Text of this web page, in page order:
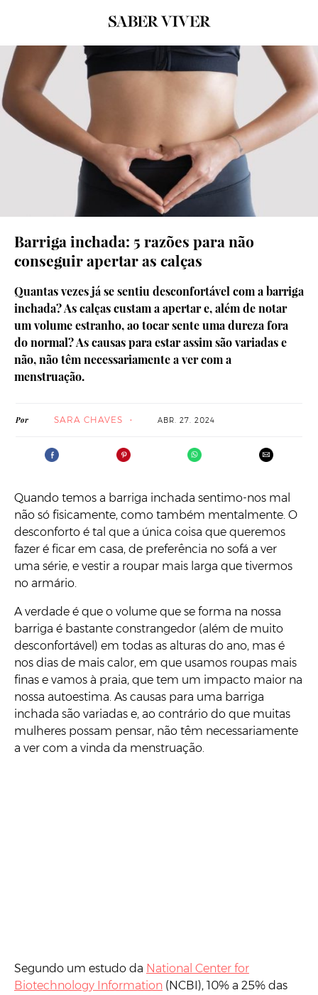
Barriga inchada: 5 razões para não
conseguir apertar as calças
Quantas vezes já se sentiu desconfortável com a barriga
inchada? As calças custam a apertar e, além de notar
um volume estranho, ao tocar sente uma dureza fora
do normal? As causas para estar assim são variadas e
não, não têm necessariamente a ver com a
menstruação.
Por SARA CHAVES ABR. 27. 2024
Quando temos a barriga inchada sentimo-nos mal
não só fisicamente, como também mentalmente. O
desconforto é tal que a única coisa que queremos
fazer é ficar em casa, de preferência no sofá a ver
uma série, e vestir a roupar mais larga que tivermos
no armário.
A verdade é que o volume que se forma na nossa
barriga é bastante constrangedor (além de muito
desconfortável) em todas as alturas do ano, mas é
nos dias de mais calor, em que usamos roupas mais
finas e vamos à praia, que tem um impacto maior na
nossa autoestima. As causas para uma barriga
inchada são variadas e, ao contrário do que muitas
mulheres possam pensar, não têm necessariamente
a ver com a vinda da menstruação.
Segundo um estudo da National Center for
Biotechnology Information (NCBI), 10% a 25% das